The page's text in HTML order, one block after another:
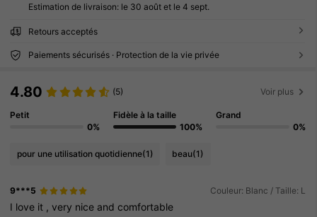
Estimation de livraison: le 30 août et le 4 sept.
Retours acceptés
Paiements sécurisés · Protection de la vie privée
4.80 (5) Voir plus
Petit
0%
Fidèle à la taille
100%
Grand
0%
pour une utilisation quotidienne(1) beau(1)
9***5 Couleur: Blanc / Taille: L
I love it ,very nice andcomfortable